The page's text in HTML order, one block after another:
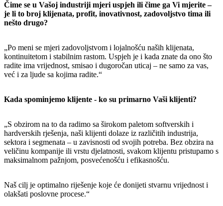
Čime se u Vašoj industriji mjeri uspjeh ili čime ga Vi mjerite –
je li to broj klijenata, profit, inovativnost, zadovoljstvo tima ili
nešto drugo?
„Po meni se mjeri zadovoljstvom i lojalnošću naših klijenata,
kontinuitetom i stabilnim rastom. Uspjeh je i kada znate da ono što
radite ima vrijednost, smisao i dugoročan uticaj – ne samo za vas,
već i za ljude sa kojima radite.“
Kada spominjemo klijente - ko su primarno Vaši klijenti?
„S obzirom na to da radimo sa širokom paletom softverskih i
hardverskih rješenja, naši klijenti dolaze iz različitih industrija,
sektora i segmenata – u zavisnosti od svojih potreba. Bez obzira na
veličinu kompanije ili vrstu djelatnosti, svakom klijentu pristupamo s
maksimalnom pažnjom, posvećenošću i efikasnošću.
Naš cilj je optimalno riješenje koje će donijeti stvarnu vrijednost i
olakšati poslovne procese.“